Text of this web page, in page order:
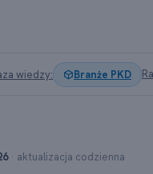
wiedzy: Branże PKD
· aktualizacja codzienna